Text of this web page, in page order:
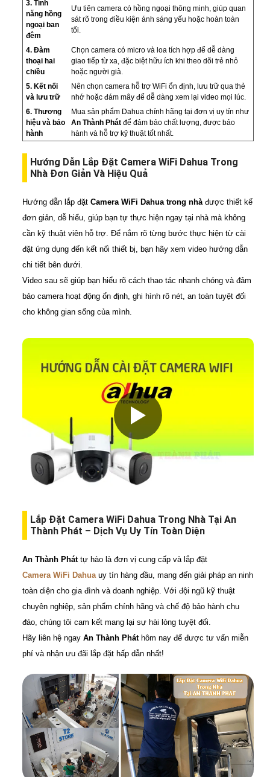
3. Tính
năng hồng
ngoại ban
đêm
Ưu tiên camera có hồng ngoại thông minh, giúp quan
sát rõ trong điều kiện ánh sáng yếu hoặc hoàn toàn
tối.
4. Đàm
thoại hai
chiều
Chọn camera có micro và loa tích hợp để dễ dàng
giao tiếp từ xa, đặc biệt hữu ích khi theo dõi trẻ nhỏ
hoặc người già.
5. Kết nối
và lưu trữ
Nên chọn camera hỗ trợ WiFi ổn định, lưu trữ qua thẻ
nhớ hoặc đám mây để dễ dàng xem lại video mọi lúc.
6. Thương
hiệu và bảo
hành
Mua sản phẩm Dahua chính hãng tại đơn vị uy tín như
An Thành Phát để đảm bảo chất lượng, được bảo
hành và hỗ trợ kỹ thuật tốt nhất.
Hướng Dẫn Lắp Đặt Camera WiFi Dahua Trong
Nhà Đơn Giản Và Hiệu Quả
Hướng dẫn lắp đặt Camera WiFi Dahua trong nhà được thiết kế
đơn giản, dễ hiểu, giúp bạn tự thực hiện ngay tại nhà mà không
cần kỹ thuật viên hỗ trợ. Để nắm rõ từng bước thực hiện từ cài
đặt ứng dụng đến kết nối thiết bị, bạn hãy xem video hướng dẫn
chi tiết bên dưới.
Video sau sẽ giúp bạn hiểu rõ cách thao tác nhanh chóng và đảm
bảo camera hoạt động ổn định, ghi hình rõ nét, an toàn tuyệt đối
cho không gian sống của mình.
Lắp Đặt Camera WiFi Dahua Trong Nhà Tại An
Thành Phát – Dịch Vụ Uy Tín Toàn Diện
An Thành Pháttự hào là đơn vị cung cấp và lắp đặt
Camera WiFi Dahua uy tín hàng đầu, mang đến giải pháp an ninh
toàn diện cho gia đình và doanh nghiệp. Với đội ngũ kỹ thuật
chuyên nghiệp, sản phẩm chính hãng và chế độ bảo hành chu
đáo, chúng tôi cam kết mang lại sự hài lòng tuyệt đối.
Hãy liên hệ ngay An Thành Pháthôm nay để được tư vấn miễn
phí và nhận ưu đãi lắp đặt hấp dẫn nhất!